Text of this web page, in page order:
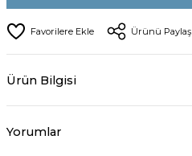
Ürünü Paylaş
Ürün Bilgisi
Yorumlar